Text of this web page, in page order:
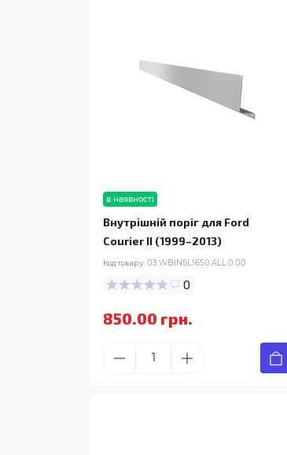
в наявності
Внутрішній поріг для Ford
Courier II (1999–2013)
Код товару: 03.WBINSL1650.ALL.0.00
0
850.00 грн.